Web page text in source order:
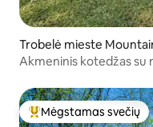
Trobelė mieste
Akmeninis kotedžas su
Svečių mėgstamiausias
Mėgstamas svečių